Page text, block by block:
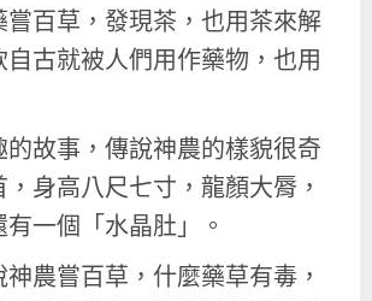
嘗百草，發現茶，也用茶來解
古就被人們用作藥物，也用
故事，傳說神農的樣貌很奇
身高八尺七寸，龍顏大脣，
一個「水晶肚」。
農嘗百草，什麼藥草有毒，